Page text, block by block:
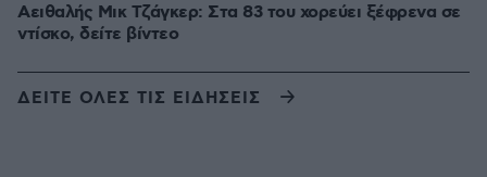
Αειθαλής Μικ Τζάγκερ: Στα 83 του χορεύει ξέφρενα σε
ντίσκο, δείτε βίντεο
ΔΕΙΤΕ ΟΛΕΣ ΤΙΣ ΕΙΔΗΣΕΙΣ